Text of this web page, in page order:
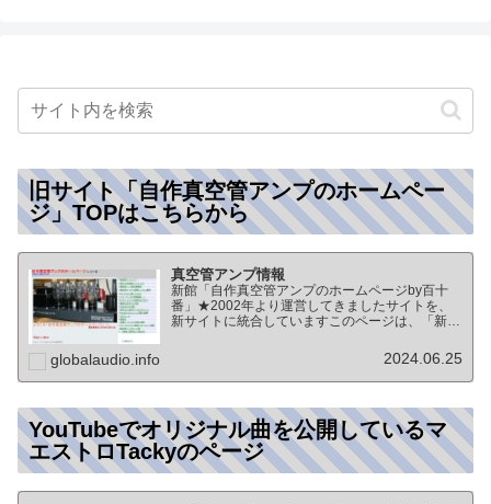
旧サイト「自作真空管アンプのホームペー
ジ」TOPはこちらから
真空管アンプ情報
新館「自作真空管アンプのホームページby百十
番」★2002年より運営してきましたサイトを、
新サイトに統合していますこのページは、「新
のTOPページになりますオーディオ情報全般の
globalaudio.info 2024.06.25
YouTubeでオリジナル曲を公開しているマ
エストロTackyのページ